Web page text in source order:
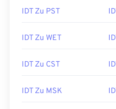
IDT Zu PST
IDT Zu WET
IDT Zu CST
IDT Zu MSK